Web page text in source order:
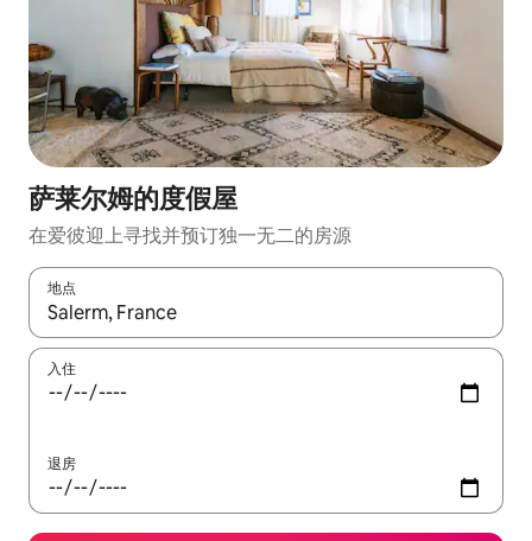
萨莱尔姆的度假屋
在爱彼迎上寻找并预订独一无二的房源
地点
如有搜索结果，请使用上下方向键查看，或通过点击或滑动手势
入住
退房